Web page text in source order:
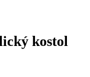
kostol